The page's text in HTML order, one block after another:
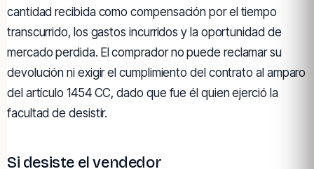
cantidad recibida como compensación por el tiempo
transcurrido, los gastos incurridos y la oportunidad de
mercado perdida. El comprador no puede reclamar su
devolución ni exigir el cumplimiento del contrato al amparo
del artículo 1454 CC, dado que fue él quien ejerció la
facultad de desistir.
Si desiste el vendedor